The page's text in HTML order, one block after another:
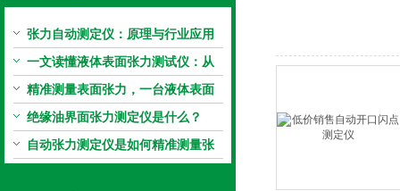
张力自动测定仪：原理与行业应用
解析
一文读懂液体表面张力测试仪：从
原理到应用全掌握
精准测量表面张力，一台液体表面
张力系数测量仪就够了
绝缘油界面张力测定仪是什么？
自动张力测定仪是如何精准测量张